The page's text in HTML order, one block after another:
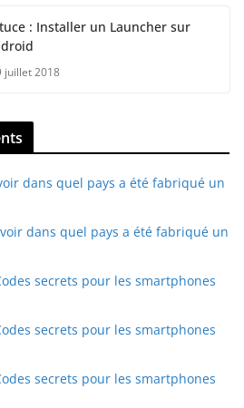
: Installer un Launcher sur
juillet 2018
dans quel pays a été fabriqué un
dans quel pays a été fabriqué un
secrets pour les smartphones
secrets pour les smartphones
secrets pour les smartphones